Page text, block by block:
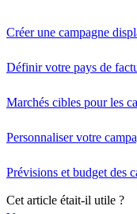
Créer une campagne
Définir votre pays de
Marchés cibles pour les
Personnaliser votre
Prévisions et budget des
Cet article était-il utile ?